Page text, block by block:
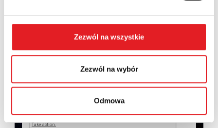
Zezwól na wszystkie
Zezwól na wybór
Odmowa
I consent to the processing of my personal data by
personal data in thePrivacy Policy*
*